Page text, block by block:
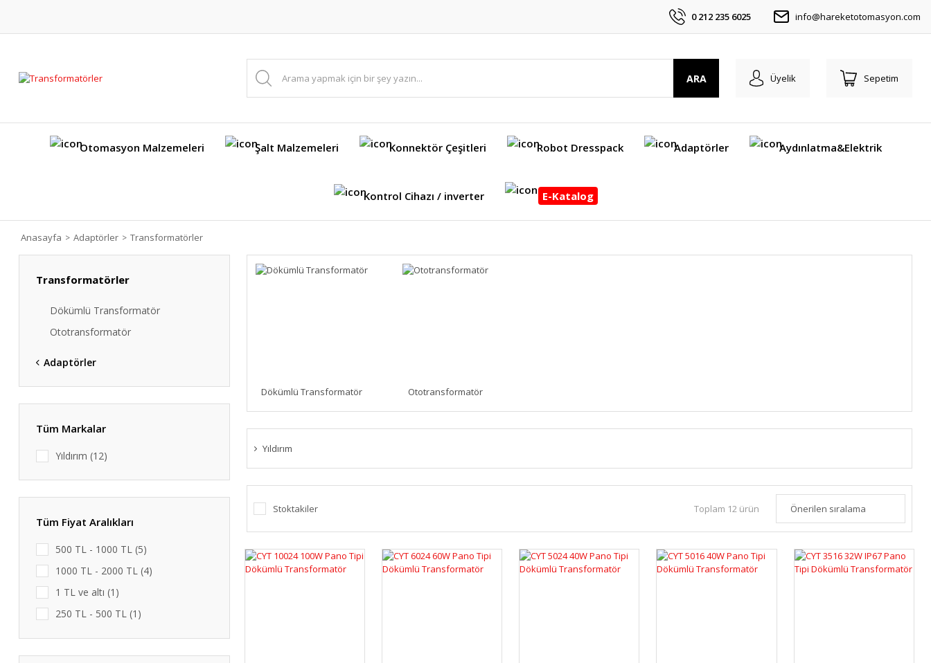
0 212 235 6025 info@hareketotomasyon.com
ARA Üyelik Sepetim
Otomasyon Malzemeleri Şalt Malzemeleri Konnektör Çeşitleri Robot Dresspack Adaptörler Aydınlatma&Elektrik
Kontrol Cihazı / inverter E-Katalog
Anasayfa Adaptörler Transformatörler
Transformatörler
Dökümlü Transformatör
Ototransformatör
Adaptörler
Tüm Markalar
Yıldırım (12)
Tüm Fiyat Aralıkları
500 TL - 1000 TL (5)
1000 TL - 2000 TL (4)
1 TL ve altı (1)
250 TL - 500 TL (1)
2000 TL - 5000 TL (1)
Dökümlü Transformatör Ototransformatör
Yıldırım
Stoktakiler Toplam 12 ürün